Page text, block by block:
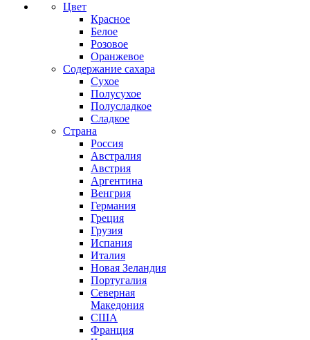
Цвет
Красное
Белое
Розовое
Оранжевое
Содержание сахара
Сухое
Полусухое
Полусладкое
Сладкое
Страна
Россия
Австралия
Австрия
Аргентина
Венгрия
Германия
Греция
Грузия
Испания
Италия
Новая Зеландия
Португалия
Северная
Македония
США
Франция